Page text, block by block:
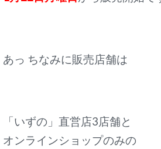
あっ ちなみに販売店舗は
「いずの」直営店3店舗と
オンラインショップのみの